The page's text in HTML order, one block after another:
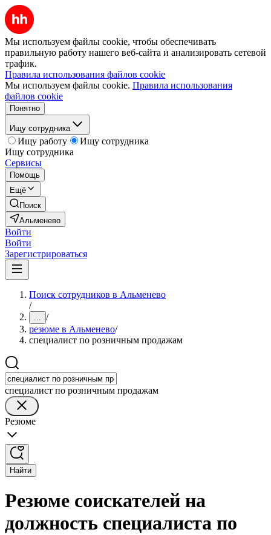
Мы используем файлы cookie, чтобы обеспечивать
правильную работу нашего веб-сайта и анализировать сетевой
трафик.
Правила использования файлов cookie
Мы используем файлы cookie. Правила использования
файлов cookie
Понятно
Ищу сотрудника
Ищу работу
Ищу сотрудника
Ищу сотрудника
Сервисы
Помощь
Ещё
Поиск
Альменево
Войти
Войти
Зарегистрироваться
Поиск сотрудников в Альменево
/
... /
резюме в Альменево/
специалист по розничным продажам
специалист по розничным продажам
Резюме
Найти
Резюме соискателей на
должность специалиста по